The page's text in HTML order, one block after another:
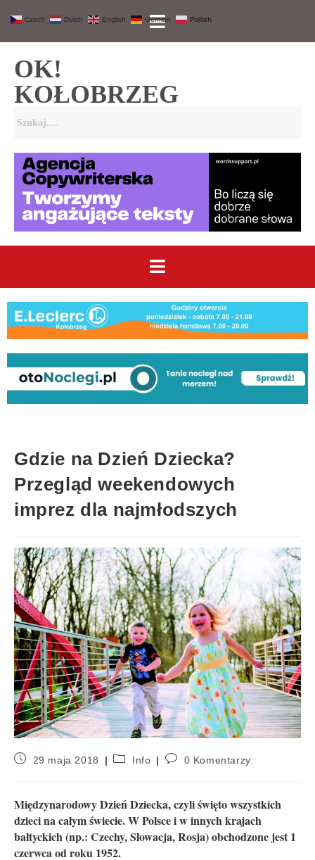
OK!
KOŁOBRZEG
Gdzie na Dzień Dziecka?
Przegląd weekendowych
imprez dla najmłodszych
29 maja 2018 Info 0 Komentarzy
Międzynarodowy Dzień Dziecka, czyli święto wszystkich
dzieci na całym świecie. W Polsce i w innych krajach
bałtyckich (np.: Czechy, Słowacja, Rosja) obchodzone jest 1
czerwca od roku 1952.
Czech Dutch English German Polish